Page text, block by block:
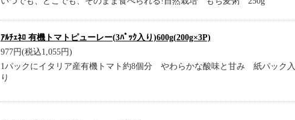
ｱﾙﾁｪﾈﾛ 有機トマトピューレー(3ﾊﾟｯｸ入り)600g(200g×3P)
977円(税込1,055円)
1パックにイタリア産有機トマト約8個分 やわらかな酸味と甘み 紙パック入
り